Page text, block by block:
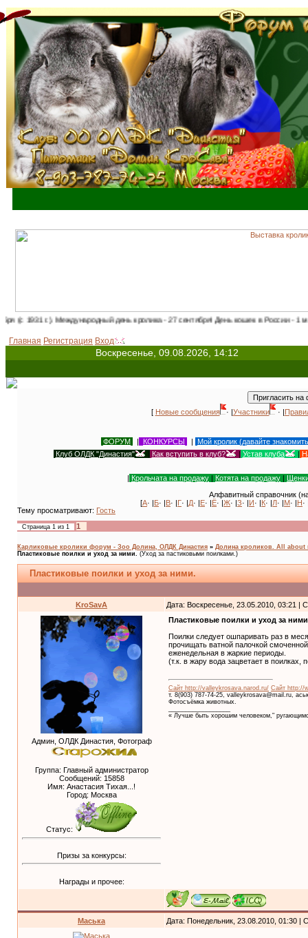
день кролика - 27 сентября! День кошек в России - 1 марта!
Главная Регистрация Вход
Воскресенье, 09.08.2026, 14:12
[ Новые сообщения · |Участники · |
ФОРУМ | КОНКУРСЫ | Мой кролик (давайте
Клуб ОЛДК "Династия"
| Как вступить в клуб? | Устав клуба |
| Крольчата на продажу | Котята на продажу |
Алфавитный справочник
[А· |Б· |В· |Г· |Д· |Е· |Ё· |Ж· |З· |И· |К· |Л· |М· |Н·
Тему просматривают: Гость
Страница 1 из 1 1
Карликовые кролики форум - Зоо Долина, ОЛДК Династия » Долина кроликов. All about
Пластиковые поилки и уход за ними. (Уход за пастиковыми поилками.)
Пластиковые поилки и уход за ними.
KroSavA Дата: Воскресенье, 23.05.2010, 03:21 |
Админ, ОЛДК Династия, Фотограф
Группа: Главный администратор
Сообщений: 15858
Имя: Анастасия Тихая...!
Город: Москва
Статус:
Призы за конкурсы:
Награды и прочее:
Пластиковые поилки и уход за
Поилки следует ошпаривать раз в
прочищать ватной палочкой
еженедельная в жаркие периоды.
(т.к. в жару вода зацветает в поилках,
Сайт http://valleykrosava.narod.ru/ Сайт http://
т. 8(903) 787-74-25, valleykrosava@mail.ru,
Фотосъёмка животных.
« Лучше быть хорошим человеком,"
Маська Дата: Понедельник, 23.08.2010, 01:30 |